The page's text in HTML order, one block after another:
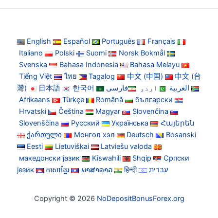
English Español Português
Français
Italiano
Polski Suomi
Norsk Bokmål
Svenska
Bahasa Indonesia
Bahasa Melayu
Tiếng Việt
ไทย Tagalog 中文 (中国)
中文 (台
灣)
日本語 한국어 العربية اردو
فارسی
Afrikaans
Türkçe Română
български
Hrvatski
Čeština Magyar
Slovenčina
Slovenščina
Русский Українська
Հայերեն
ქართული
Монгол хэл Deutsch
Bosanski
Eesti
Lietuviškai
Latviešu valoda
македонски јазик
Kiswahili Shqip
Српски
језик
ភាសាខ្មែរ ພາສາລາວ हिन्दी עברית
Copyright © 2026 NoDepositBonusForex.org